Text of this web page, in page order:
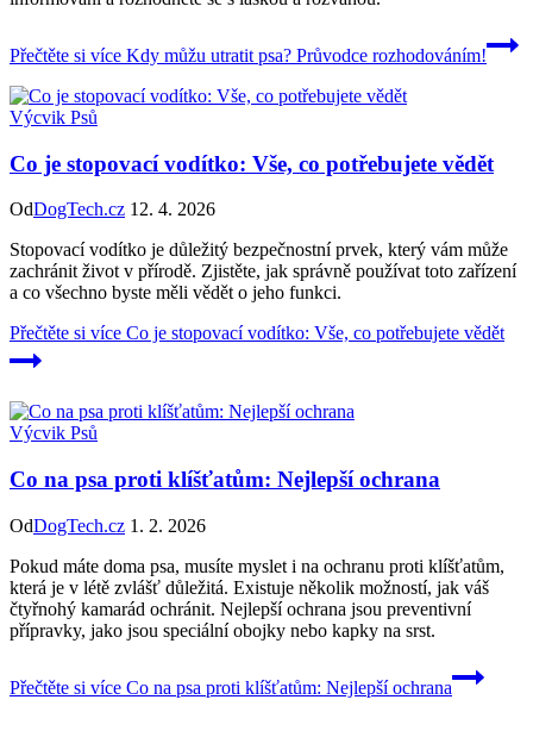
Přečtěte si více Kdy můžu utratit psa? Průvodce rozhodováním!
Výcvik Psů
Co je stopovací vodítko: Vše, co potřebujete vědět
OdDogTech.cz 12. 4. 2026
Stopovací vodítko je důležitý bezpečnostní prvek, který vám může
zachránit život v přírodě. Zjistěte, jak správně používat toto zařízení
a co všechno byste měli vědět o jeho funkci.
Přečtěte si více Co je stopovací vodítko: Vše, co potřebujete vědět
Výcvik Psů
Co na psa proti klíšťatům: Nejlepší ochrana
OdDogTech.cz 1. 2. 2026
Pokud máte doma psa, musíte myslet i na ochranu proti klíšťatům,
která je v létě zvlášť důležitá. Existuje několik možností, jak váš
čtyřnohý kamarád ochránit. Nejlepší ochrana jsou preventivní
přípravky, jako jsou speciální obojky nebo kapky na srst.
Přečtěte si více Co na psa proti klíšťatům: Nejlepší ochrana